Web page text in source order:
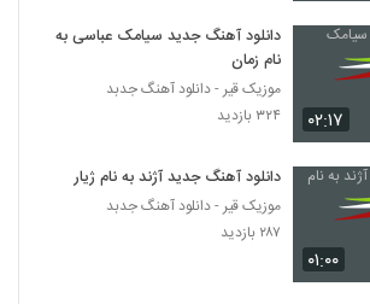
موزیک زیبای تنفر از طیب باقری
دانلود آهنگ امیر حاجی قاسمی نمیتونم
دانلود آهنگ جدید و زیبای علی منتظری با نام
مهربانم
۵۱۲ بازدید
۰۲:۱۷
دانلود آهنگ جدید سیامک عباسی به
نام زمان
موزیک قیر - دانلود آهنگ جدبد
۳۲۴ بازدید
۰۱:۰۰
دانلود آهنگ جدید آژند به نام ژیار
موزیک قیر - دانلود آهنگ جدبد
۲۸۷ بازدید